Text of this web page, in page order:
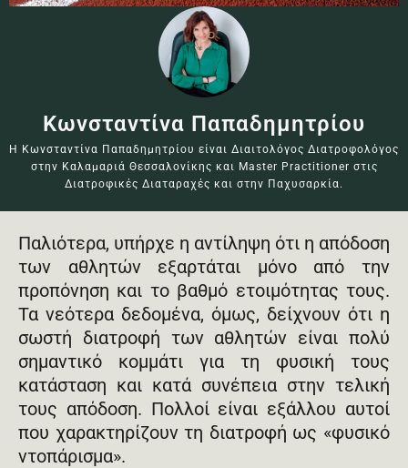
Κωνσταντίνα Παπαδημητρίου
Η Κωνσταντίνα Παπαδημητρίου είναι Διαιτολόγος Διατροφολόγος
στην Καλαμαριά Θεσσαλονίκης και Master Practitioner στις
Διατροφικές Διαταραχές και στην Παχυσαρκία.
Παλιότερα, υπήρχε η αντίληψη ότι η απόδοση
των αθλητών εξαρτάται μόνο από την
προπόνηση και το βαθμό ετοιμότητας τους.
Τα νεότερα δεδομένα, όμως, δείχνουν ότι η
σωστή διατροφή των αθλητών είναι πολύ
σημαντικό κομμάτι για τη φυσική τους
κατάσταση και κατά συνέπεια στην τελική
τους απόδοση. Πολλοί είναι εξάλλου αυτοί
που χαρακτηρίζουν τη διατροφή ως «φυσικό
ντοπάρισμα».